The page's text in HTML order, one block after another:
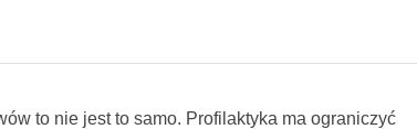
to nie jest to samo. Profilaktyka ma ograniczyć